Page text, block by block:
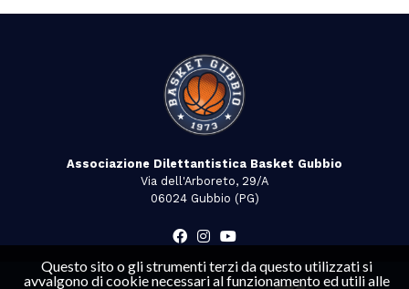
Associazione Dilettantistica Basket Gubbio
Via dell'Arboreto, 29/A
06024 Gubbio (PG)
Questo sito o gli strumenti terzi da questo utilizzati si
avvalgono di cookie necessari al funzionamento ed utili alle